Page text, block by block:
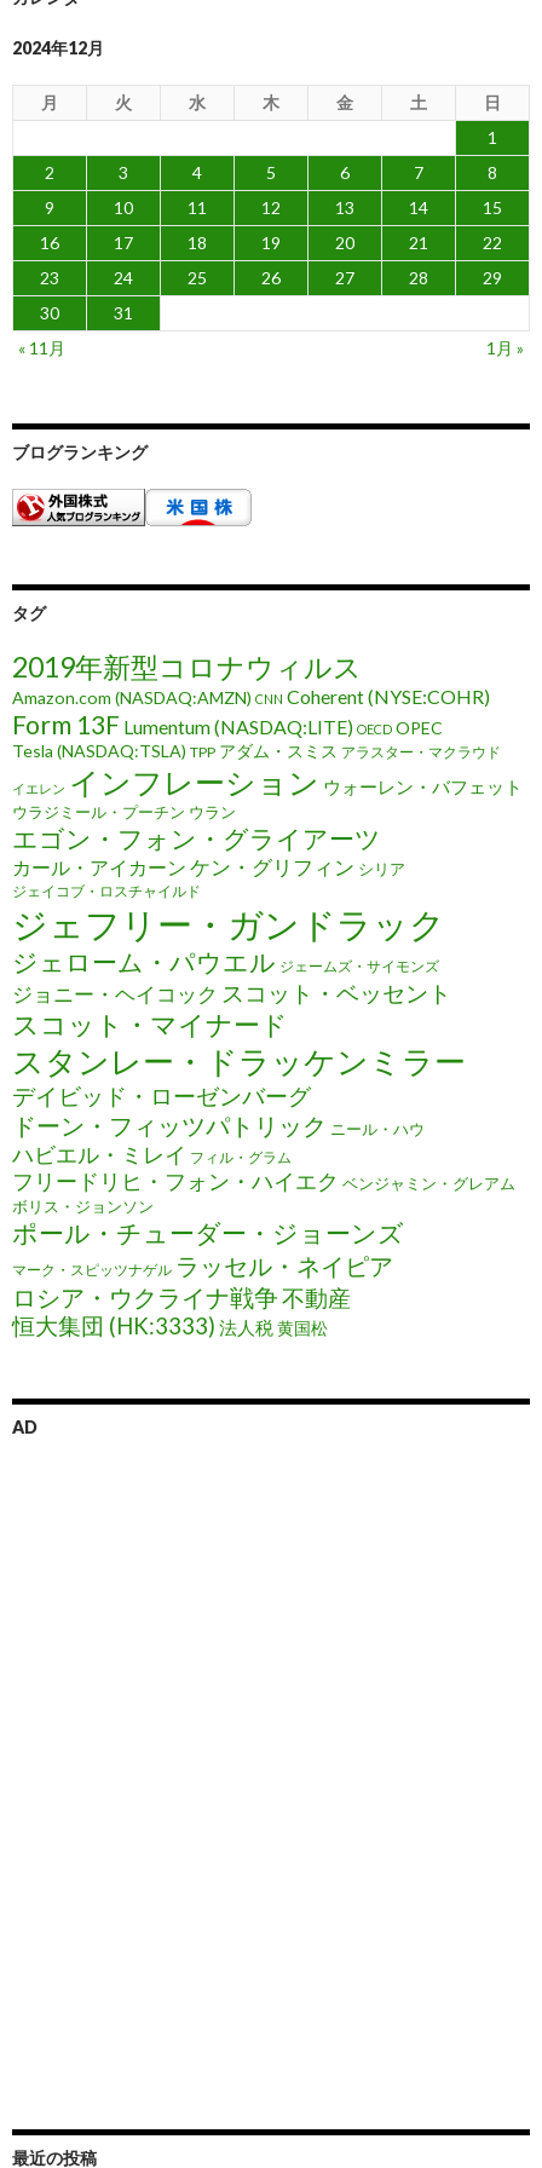
2024年12月
月 火 水 木 金 土
日
1
2
3 4 5 6 7
8
9
10 11 12 13 14
15
16
17 18 19 20 21
22
23
24 25 26 27 28
29
30
31
« 11月
1月 »
ブログランキング
タグ
2019年新型コロナウィルス
Amazon.com (NASDAQ:AMZN) CNN Coherent (NYSE:COHR)
Form 13F Lumentum (NASDAQ:LITE) OECD OPEC
Tesla (NASDAQ:TSLA) TPP アダム・スミス アラスター・マクラウド
イエレン インフレーション ウォーレン・バフェット
ウラジミール・プーチン ウラン
エゴン・フォン・グライアーツ
カール・アイカーン ケン・グリフィン シリア
ジェイコブ・ロスチャイルド
ジェフリー・ガンドラック
ジェローム・パウエル ジェームズ・サイモンズ
ジョニー・ヘイコック スコット・ベッセント
スコット・マイナード
スタンレー・ドラッケンミラー
デイビッド・ローゼンバーグ
ドーン・フィッツパトリック ニール・ハウ
ハビエル・ミレイ フィル・グラム
フリードリヒ・フォン・ハイエク ベンジャミン・グレアム
ボリス・ジョンソン
ポール・チューダー・ジョーンズ
マーク・スピッツナゲル ラッセル・ネイピア
ロシア・ウクライナ戦争不動産
恒大集団 (HK:3333) 法人税黄国松
AD
最近の投稿